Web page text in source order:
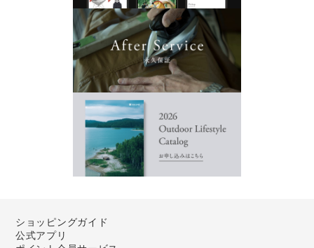
ショッピングガイド
公式アプリ